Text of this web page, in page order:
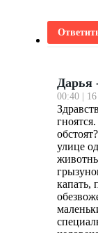
Дарья
00:40 |
улице
капать,